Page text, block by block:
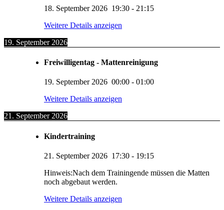
18. September 2026 19:30 - 21:15
Weitere Details anzeigen
19. September 2026
Freiwilligentag - Mattenreinigung
19. September 2026 00:00 - 01:00
Weitere Details anzeigen
21. September 2026
Kindertraining
21. September 2026 17:30 - 19:15
Hinweis:Nach dem Trainingende müssen die Matten
noch abgebaut werden.
Weitere Details anzeigen